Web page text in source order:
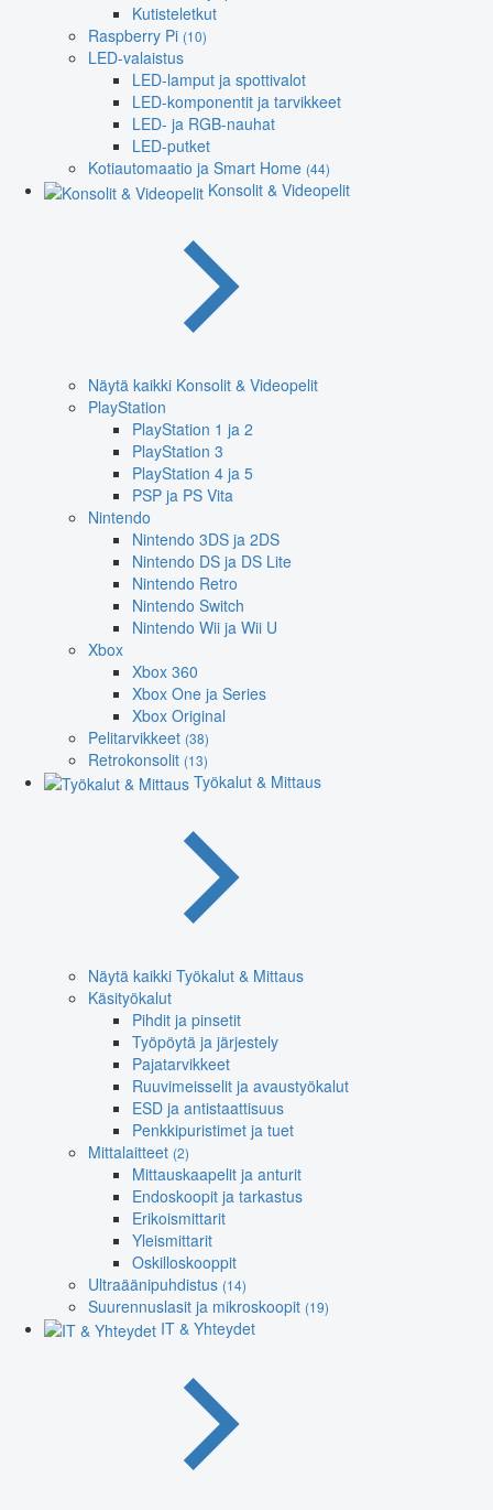
Kutisteletkut
Raspberry Pi (10)
LED-valaistus
LED-lamput ja spottivalot
LED-komponentit ja tarvikkeet
LED- ja RGB-nauhat
LED-putket
Kotiautomaatio ja Smart Home (44)
Konsolit & Videopelit
Näytä kaikki Konsolit & Videopelit
PlayStation
PlayStation 1 ja 2
PlayStation 3
PlayStation 4 ja 5
PSP ja PS Vita
Nintendo
Nintendo 3DS ja 2DS
Nintendo DS ja DS Lite
Nintendo Retro
Nintendo Switch
Nintendo Wii ja Wii U
Xbox
Xbox 360
Xbox One ja Series
Xbox Original
Pelitarvikkeet (38)
Retrokonsolit (13)
Työkalut & Mittaus
Näytä kaikki Työkalut & Mittaus
Käsityökalut
Pihdit ja pinsetit
Työpöytä ja järjestely
Pajatarvikkeet
Ruuvimeisselit ja avaustyökalut
ESD ja antistaattisuus
Penkkipuristimet ja tuet
Mittalaitteet (2)
Mittauskaapelit ja anturit
Endoskoopit ja tarkastus
Erikoismittarit
Yleismittarit
Oskilloskooppit
Ultraäänipuhdistus (14)
Suurennuslasit ja mikroskoopit (19)
IT & Yhteydet